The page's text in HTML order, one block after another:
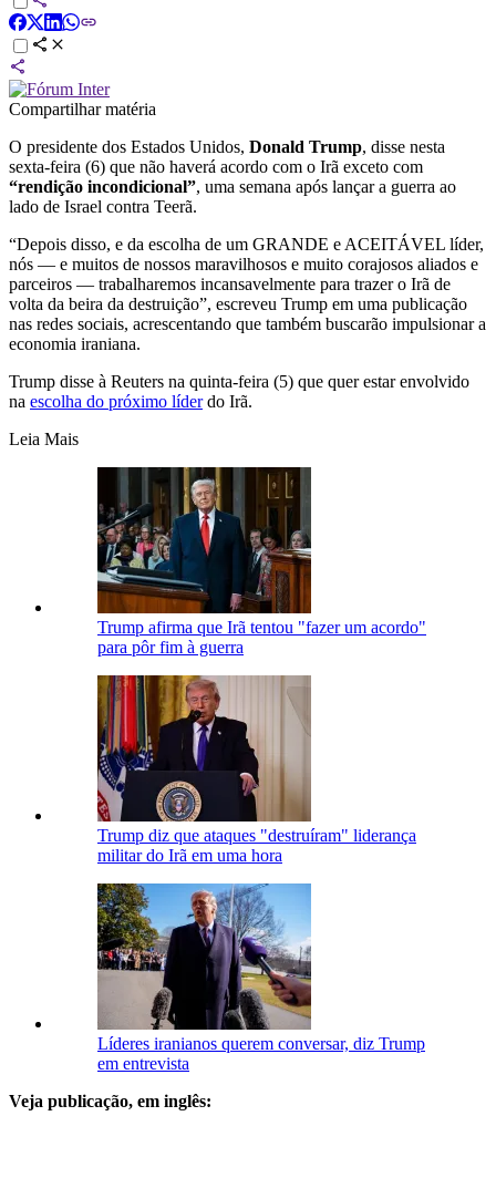
Compartilhar matéria
O presidente dos Estados Unidos, Donald Trump, disse nesta
sexta-feira (6) que não haverá acordo com o Irã exceto com
“rendição incondicional”, uma semana após lançar a guerra ao
lado de Israel contra Teerã.
“Depois disso, e da escolha de um GRANDE e ACEITÁVEL líder,
nós — e muitos de nossos maravilhosos e muito corajosos aliados e
parceiros — trabalharemos incansavelmente para trazer o Irã de
volta da beira da destruição”, escreveu Trump em uma publicação
nas redes sociais, acrescentando que também buscarão impulsionar a
economia iraniana.
Trump disse à Reuters na quinta-feira (5) que quer estar envolvido
na escolha do próximo líderdo Irã.
Leia Mais
Trump afirma que Irã tentou "fazer um acordo"
para pôr fim à guerra
Trump diz que ataques "destruíram" liderança
militar do Irã em uma hora
Líderes iranianos querem conversar, diz Trump
em entrevista
Veja publicação, em inglês: